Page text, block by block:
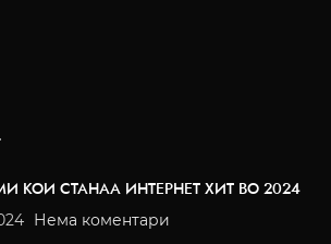
КОИ СТАНАА ИНТЕРНЕТ ХИТ ВО 2024
Нема коментари